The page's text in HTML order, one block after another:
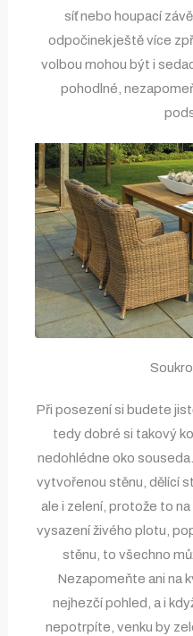
síť nebo houpací
odpočinek ještě více
volbou mohou být i
pohodlné,
Při posezení si budete
tedy dobré si takový
nedohlédne oko
vytvořenou stěnu, dělící
ale i zelení, protože to
vysazení živého plotu,
stěnu, to všechno
Nezapomeňte ani na
nejhezčí pohled, a i
nepotrpíte, venku by